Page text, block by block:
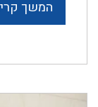
המשך